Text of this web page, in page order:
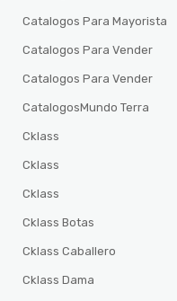
Catalogos Para Mayorista
Catalogos Para Vender
Catalogos Para Vender
CatalogosMundo Terra
Cklass
Cklass
Cklass
Cklass Botas
Cklass Caballero
Cklass Dama